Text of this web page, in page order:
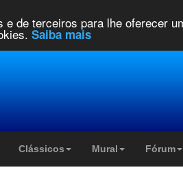
de terceiros para lhe oferecer
Saiba mais
Clássicos Mural Fórum